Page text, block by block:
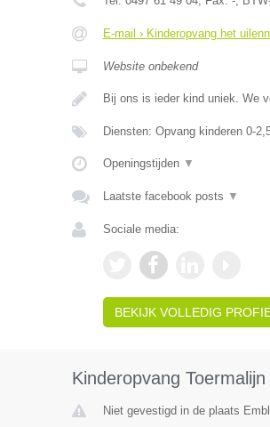
E-mail › Kinderopvang het
Website onbekend
Bij ons is ieder kind uniek. We
Diensten: Opvang kinderen 0-
Openingstijden ▼
Laatste facebook posts ▼
Sociale media:
BEKIJK VOLLEDIG
Kinderopvang Toermalijn
Niet gevestigd in de plaats